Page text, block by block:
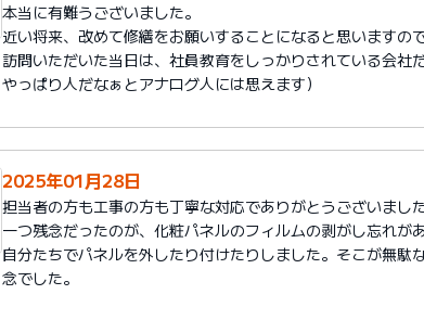
本当に有難うございました。
近い将来、改めて修繕をお願いすることになると思いますの
訪問いただいた当日は、社員教育をしっかりされている会社
やっぱり人だなぁとアナログ人には思えます）
2025年01月28日
担当者の方も工事の方も丁寧な対応でありがとうございました
一つ残念だったのが、化粧パネルのフィルムの剥がし忘れが
自分たちでパネルを外したり付けたりしました。そこが無駄
念でした。